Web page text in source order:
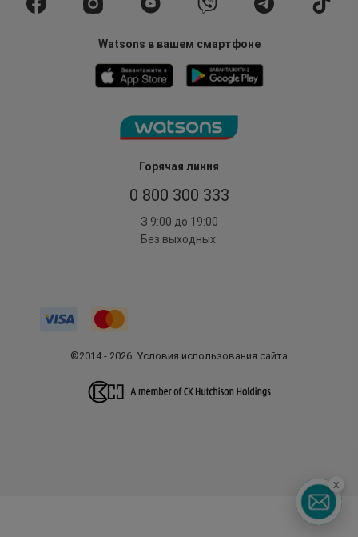
Горячая линия
0 800 300 333
З 9:00 до 19:00
Без выходных
Watsons в вашем смартфоне
©2014 - 2026. Условия использования сайта
x